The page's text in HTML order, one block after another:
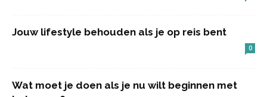
Jouw lifestyle behouden als je op reis bent
0
Wat moet je doen als je nu wilt beginnen met